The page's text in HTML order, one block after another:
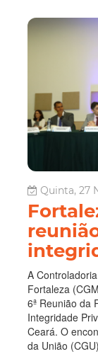
Quinta, 27
A
Fortaleza
6ª Reunião da
Integridade
Ceará. O
da União